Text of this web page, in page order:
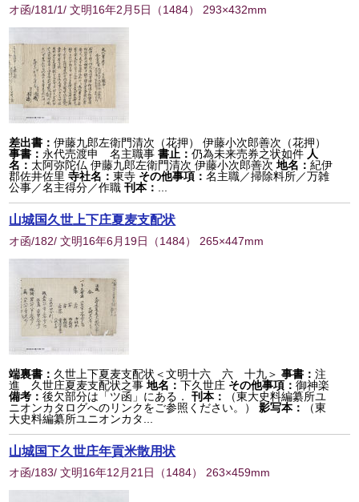
オ函/181/1/ 文明16年2月5日 （1484） 293×432mm
差出書：伊藤九郎左衛門清次（花押） 伊藤小次郎善次（花押）
事書： 永代売渡申 名主職事書止：仍為未来売券之状如件 人
名： 太阿弥陀仏 伊藤九郎左衛門清次 伊藤小次郎善次 地名：紀伊
郡佐井佐里 寺社名：東寺 その他事項：名主職／掃除料所／万雑
公事／名主得分／作職刊本：
山城国久世上下庄夏麦支配状
オ函/182/ 文明16年6月19日 （1484） 265×447mm
端裏書： 久世上下夏麦支配状＜文明十六 六 十九＞ 事書：注
進 久世庄夏麦支配状之事地名：下久世庄 その他事項：御神楽
備考：後欠部分は「ツ函」にある． 刊本：
（東大史料編纂所ユ
ニオンカタログへのリンクをご参照ください。）
影写本：
（東
大史料編纂所ユニオンカタ...
山城国下久世庄年貢米散用状
オ函/183/ 文明16年12月21日 （1484） 263×459mm